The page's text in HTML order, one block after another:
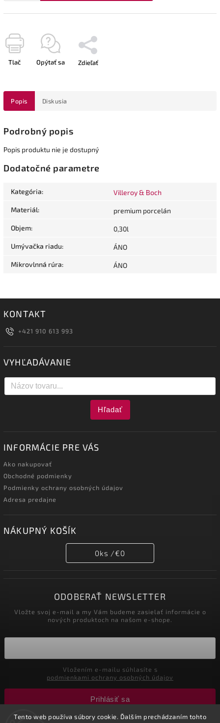
Tento web používa súbory cookie. Ďalším prechádzaním tohto
Tlač Opýtať sa Zdieľať
Popis Diskusia
Podrobný popis
Popis produktu nie je dostupný
Dodatočné parametre
Kategória: Villeroy & Boch
Materiál: premium porcelán
Objem: 0,30l
Umývačka riadu: ÁNO
Mikrovlnná rúra: ÁNO
KONTAKT
+421 910 613 993
VYHĽADÁVANIE
Hľadať
INFORMÁCIE PRE VÁS
Ako nakupovať
Obchodné podmienky
Podmienky ochrany osobných údajov
Adresa predajne
NÁKUPNÝ KOŠÍK
0ks /€0
ODOBERAŤ NEWSLETTER
Vložte svoj e-mail a my Vám budeme zasielať informácie o
nových produktoch na našom e-shope.
podmienkami ochrany osobných údajov
Prihlásiť sa